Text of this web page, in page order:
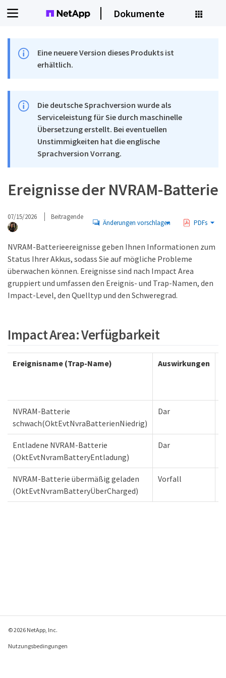
Dokumente
Eine neuere Version dieses Produkts ist
erhältlich.
Die deutsche Sprachversion wurde als
Serviceleistung für Sie durch maschinelle
Übersetzung erstellt. Bei eventuellen
Unstimmigkeiten hat die englische
Sprachversion Vorrang.
Ereignisse der NVRAM-Batterie
07/15/2026 Beitragende
Änderungen vorschlagen PDFs
NVRAM-Batterieereignisse geben Ihnen Informationen zum
Status Ihrer Akkus, sodass Sie auf mögliche Probleme
überwachen können. Ereignisse sind nach Impact Area
gruppiert und umfassen den Ereignis- und Trap-Namen, den
Impact-Level, den Quelltyp und den Schweregrad.
Impact Area: Verfügbarkeit
Ereignisname (Trap-Name) Auswirkungen
NVRAM-Batterie
schwach(OktEvtNvraBatterienNiedrig)
Dar
Entladene NVRAM-Batterie
(OktEvtNvramBatteryEntladung)
Dar
NVRAM-Batterie übermäßig geladen
(OktEvtNvramBatteryÜberCharged)
Vorfall
© 2026 NetApp, Inc.
Nutzungsbedingungen